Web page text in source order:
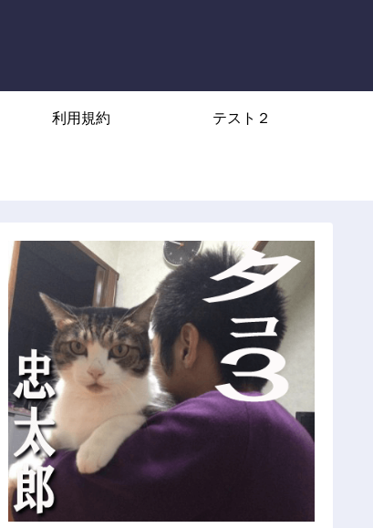
利用規約 テスト２